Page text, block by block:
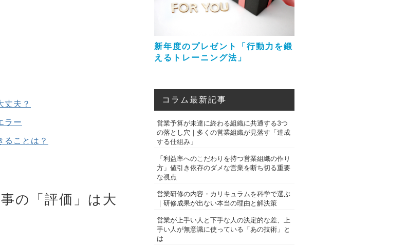
夫？
ラー
ことは？
の「評価」は大
新年度のプレゼント「行動力を鍛
えるトレーニング法」
コラム最新記事
営業予算が未達に終わる組織に共通する3つ
の落とし穴｜多くの営業組織が見落す「達成
する仕組み」
「利益率へのこだわりを持つ営業組織の作り
方」値引き依存のダメな営業を断ち切る重要
な視点
営業研修の内容・カリキュラムを科学で選ぶ
｜研修成果が出ない本当の理由と解決策
営業が上手い人と下手な人の決定的な差、上
手い人が無意識に使っている「あの技術」と
は